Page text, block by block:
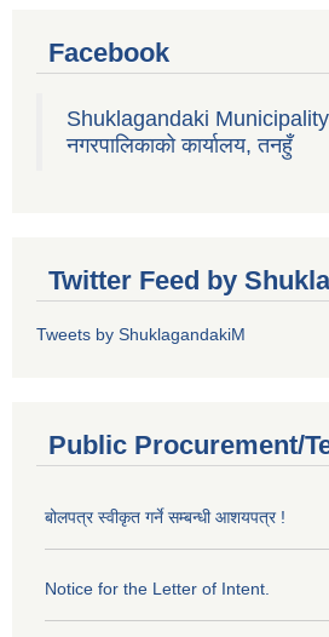
Facebook
Shuklagandaki Municipality
नगरपालिकाको कार्यालय, तनहुँ
Twitter Feed by
Tweets by ShuklagandakiM
Public Procurement/
बोलपत्र स्वीकृत गर्ने सम्बन्धी आशयपत्र !
Notice for the Letter of Intent.